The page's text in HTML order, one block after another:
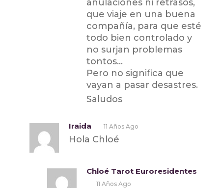
anulaciones ni retrasos,
que viaje en una buena
compañía, para que esté
todo bien controlado y
no surjan problemas
tontos…
Pero no significa que
vayan a pasar desastres.
Saludos
Iraida 11 Años Ago
Hola Chloé
Chloé Tarot Euroresidentes
11 Años Ago